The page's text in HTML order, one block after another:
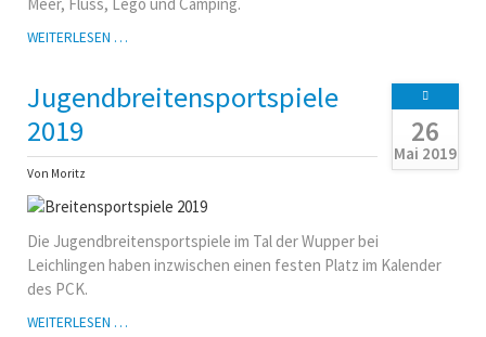
WEITERLESEN …SPASS A
N
EHR
Jugendbreitensportspiele
2019
26
Mai 2019
Von Moritz
Die Jugendbreitensportspiele im Tal der Wupper bei
Leichlingen haben inzwischen einen festen Platz im Kalender
des PCK.
WEITERLESEN …JUGENDBREITENSPORTSPIELE